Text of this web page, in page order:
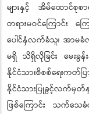
များနှင့် အိမ်ထောင်စုစာ
တရားမဝင်ကြောင်း က
ပေါင်နှံလက်ခံသူ၊ အာမခံ
မရှိ သိရှိလိုခြင်း မေးခွန်
နိုင်ငံသားစိစစ်ရေးကတ်
နိုင်ငံသားပြုခွင့်လက်မှ
ဖြစ်ကြောင်း သက်သ